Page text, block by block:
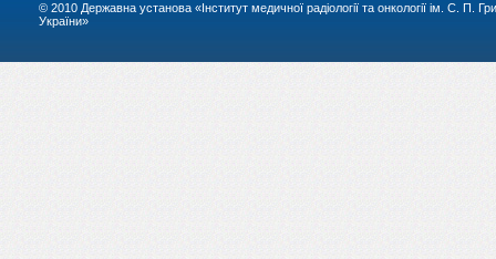
© 2010 Державна установа «Інститут медичної радіології та онкології ім. С. П.
України»